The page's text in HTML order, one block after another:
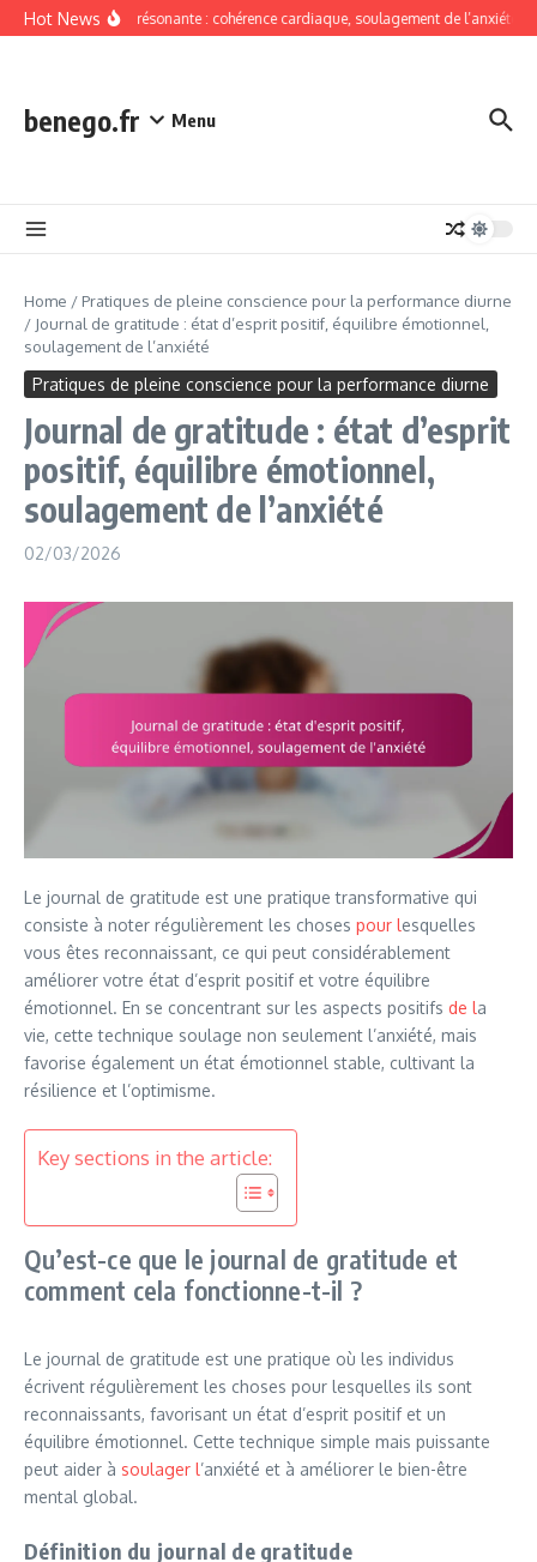
Skip to content
Hot News
Respiration résonante : cohérence cardiaque, soulagement de l’anxiété
benego.fr Menu
Home / Pratiques de pleine conscience pour la performance diurne
/ Journal de gratitude : état d’esprit positif, équilibre émotionnel,
soulagement de l’anxiété
Pratiques de pleine conscience pour la performance diurne
Journal de gratitude : état d’esprit
positif, équilibre émotionnel,
soulagement de l’anxiété
02/03/2026
Le journal de gratitude est une pratique transformative qui
consiste à noter régulièrement les choses pour lesquelles
vous êtes reconnaissant, ce qui peut considérablement
améliorer votre état d’esprit positif et votre équilibre
émotionnel. En se concentrant sur les aspects positifs de la
vie, cette technique soulage non seulement l’anxiété, mais
favorise également un état émotionnel stable, cultivant la
résilience et l’optimisme.
Key sections in the article:
Qu’est-ce que le journal de gratitude et
comment cela fonctionne-t-il ?
Le journal de gratitude est une pratique où les individus
écrivent régulièrement les choses pour lesquelles ils sont
reconnaissants, favorisant un état d’esprit positif et un
équilibre émotionnel. Cette technique simple mais puissante
peut aider à soulager l’anxiété et à améliorer le bien-être
mental global.
Définition du journal de gratitude